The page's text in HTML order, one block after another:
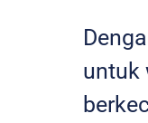
untuk